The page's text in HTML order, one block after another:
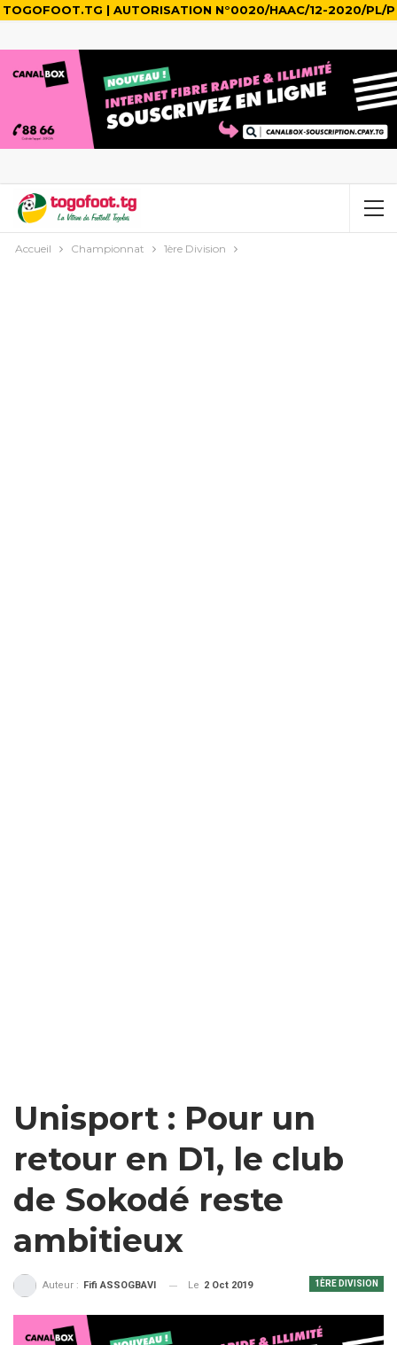
TOGOFOOT.TG | AUTORISATION N°0020/HAAC/12-2020/PL/P
Accueil Championnat 1ère Division
Unisport : Pour un
retour en D1, le club
de Sokodé reste
ambitieux
1ÈRE DIVISION
Auteur : Fifi ASSOGBAVI Le 2 Oct 2019